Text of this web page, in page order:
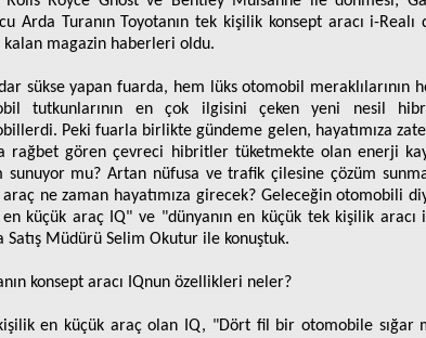
Arda Turanın Toyotanın tek kişilik konsept aracı i-Realı
kalan magazin haberleri oldu.
sükse yapan fuarda, hem lüks otomobil meraklılarının
tutkunlarının en çok ilgisini çeken yeni nesil
Peki fuarla birlikte gündeme gelen, hayatımıza
rağbet gören çevreci hibritler tüketmekte olan enerji
sunuyor mu? Artan nüfusa ve trafik çilesine çözüm
araç ne zaman hayatımıza girecek? Geleceğin otomobili
küçük araç IQ" ve "dünyanın en küçük tek kişilik aracı
Satış Müdürü Selim Okutur ile konuştuk.
konsept aracı IQnun özellikleri neler?
en küçük araç olan IQ, "Dört fil bir otomobile sığar